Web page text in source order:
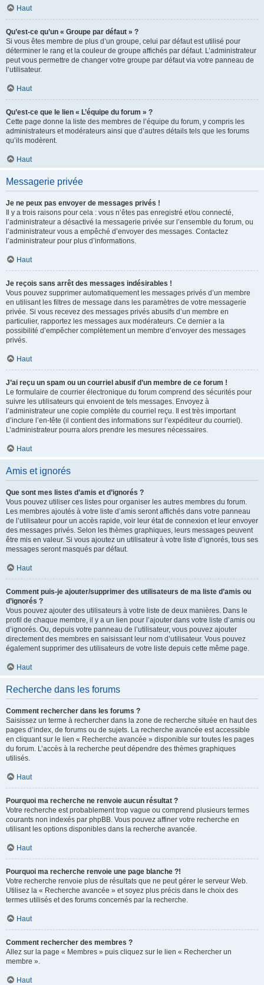
Haut
Qu’est-ce qu’un « Groupe par défaut » ?
Si vous êtes membre de plus d’un groupe, celui par défaut est utilisé pour
déterminer le rang et la couleur de groupe affichés par défaut. L’administrateur
peut vous permettre de changer votre groupe par défaut via votre panneau de
l’utilisateur.
Haut
Qu’est-ce que le lien « L’équipe du forum » ?
Cette page donne la liste des membres de l’équipe du forum, y compris les
administrateurs et modérateurs ainsi que d’autres détails tels que les forums
qu’ils modèrent.
Haut
Messagerie privée
Je ne peux pas envoyer de messages privés !
Il y a trois raisons pour cela : vous n’êtes pas enregistré et/ou connecté,
l’administrateur a désactivé la messagerie privée sur l’ensemble du forum, ou
l’administrateur vous a empêché d’envoyer des messages. Contactez
l’administrateur pour plus d’informations.
Haut
Je reçois sans arrêt des messages indésirables !
Vous pouvez supprimer automatiquement les messages privés d’un membre
en utilisant les filtres de message dans les paramètres de votre messagerie
privée. Si vous recevez des messages privés abusifs d’un membre en
particulier, rapportez les messages aux modérateurs. Ce dernier a la
possibilité d’empêcher complètement un membre d’envoyer des messages
privés.
Haut
J’ai reçu un spam ou un courriel abusif d’un membre de ce forum !
Le formulaire de courrier électronique du forum comprend des sécurités pour
suivre les utilisateurs qui envoient de tels messages. Envoyez à
l’administrateur une copie complète du courriel reçu. Il est très important
d’inclure l’en-tête (il contient des informations sur l’expéditeur du courriel).
L’administrateur pourra alors prendre les mesures nécessaires.
Haut
Amis et ignorés
Que sont mes listes d’amis et d’ignorés ?
Vous pouvez utiliser ces listes pour organiser les autres membres du forum.
Les membres ajoutés à votre liste d’amis seront affichés dans votre panneau
de l’utilisateur pour un accès rapide, voir leur état de connexion et leur envoyer
des messages privés. Selon les thèmes graphiques, leurs messages peuvent
être mis en valeur. Si vous ajoutez un utilisateur à votre liste d’ignorés, tous ses
messages seront masqués par défaut.
Haut
Comment puis-je ajouter/supprimer des utilisateurs de ma liste d’amis ou
d’ignorés ?
Vous pouvez ajouter des utilisateurs à votre liste de deux manières. Dans le
profil de chaque membre, il y a un lien pour l’ajouter dans votre liste d’amis ou
d’ignorés. Ou, depuis votre panneau de l’utilisateur, vous pouvez ajouter
directement des membres en saisissant leur nom d’utilisateur. Vous pouvez
également supprimer des utilisateurs de votre liste depuis cette même page.
Haut
Recherche dans les forums
Comment rechercher dans les forums ?
Saisissez un terme à rechercher dans la zone de recherche située en haut des
pages d’index, de forums ou de sujets. La recherche avancée est accessible
en cliquant sur le lien « Recherche avancée » disponible sur toutes les pages
du forum. L’accès à la recherche peut dépendre des thèmes graphiques
utilisés.
Haut
Pourquoi ma recherche ne renvoie aucun résultat ?
Votre recherche est probablement trop vague ou comprend plusieurs termes
courants non indexés par phpBB. Vous pouvez affiner votre recherche en
utilisant les options disponibles dans la recherche avancée.
Haut
Pourquoi ma recherche renvoie une page blanche ?!
Votre recherche renvoie plus de résultats que ne peut gérer le serveur Web.
Utilisez la « Recherche avancée » et soyez plus précis dans le choix des
termes utilisés et des forums concernés par la recherche.
Haut
Comment rechercher des membres ?
Allez sur la page « Membres » puis cliquez sur le lien « Rechercher un
membre ».
Haut